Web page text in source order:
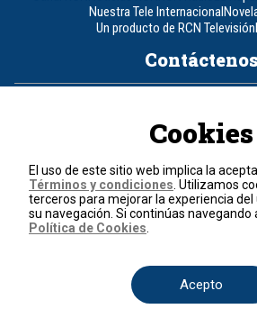
Nuestra Tele Internacional
Un producto de RCN Televisión
Contáctenos
Política de cookies
Términos y
© 2026, RCN Medios.
Todos los derechos
Cookies
El uso de este sitio web implica la
Términos y condiciones . Utilizamos
terceros para mejorar la experiencia del
su navegación. Si continúas navegando
Política de Cookies
Acepto